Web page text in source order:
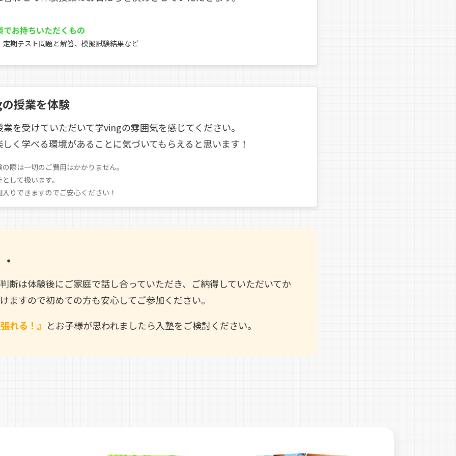
でお持ちいただくもの
定期テスト問題と解答、模擬試験結果など
授業を体験
を受けていただいて学vingの雰囲気を感じてください。
く学べる環境があることに気づいてもらえると思います！
際は一切のご費用はかかりません。
して扱います。
りできますのでご安心ください！
断は体験後にご家庭で話し合っていただき、ご納得していただいてか
ますので初めての方も安心してご参加ください。
れる！』 とお子様が思われましたら入塾をご検討ください。